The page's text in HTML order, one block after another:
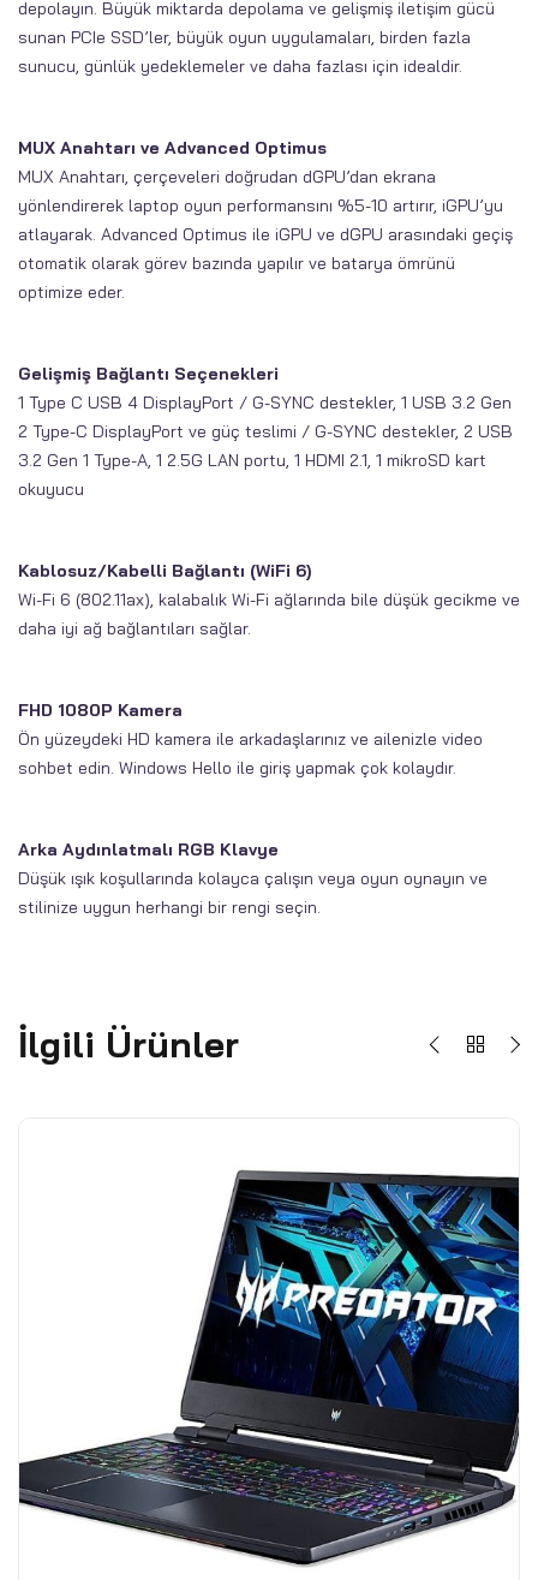
depolayın. Büyük miktarda depolama ve gelişmiş iletişim gücü
sunan PCIe SSD’ler, büyük oyun uygulamaları, birden fazla
sunucu, günlük yedeklemeler ve daha fazlası için idealdir.
MUX Anahtarı ve Advanced Optimus
MUX Anahtarı, çerçeveleri doğrudan dGPU’dan ekrana
yönlendirerek laptop oyun performansını %5-10 artırır, iGPU’yu
atlayarak. Advanced Optimus ile iGPU ve dGPU arasındaki geçiş
otomatik olarak görev bazında yapılır ve batarya ömrünü
optimize eder.
Gelişmiş Bağlantı Seçenekleri
1 Type C USB 4 DisplayPort / G-SYNC destekler, 1 USB 3.2 Gen
2 Type-C DisplayPort ve güç teslimi / G-SYNC destekler, 2 USB
3.2 Gen 1 Type-A, 1 2.5G LAN portu, 1 HDMI 2.1, 1 mikroSD kart
okuyucu
Kablosuz/Kabelli Bağlantı (WiFi 6)
Wi-Fi 6 (802.11ax), kalabalık Wi-Fi ağlarında bile düşük gecikme ve
daha iyi ağ bağlantıları sağlar.
FHD 1080P Kamera
Ön yüzeydeki HD kamera ile arkadaşlarınız ve ailenizle video
sohbet edin. Windows Hello ile giriş yapmak çok kolaydır.
Arka Aydınlatmalı RGB Klavye
Düşük ışık koşullarında kolayca çalışın veya oyun oynayın ve
stilinize uygun herhangi bir rengi seçin.
İlgili Ürünler